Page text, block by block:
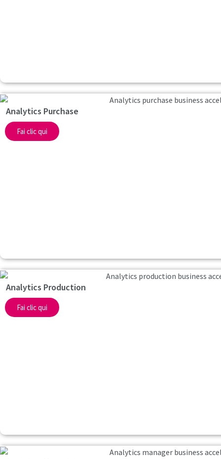
Analytics Purchase
Fai clic qui
Analytics Production
Fai clic qui